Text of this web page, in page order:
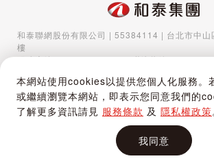
本網站使用cookies以提供您個人化服務。
或繼續瀏覽本網站，即表示您同意我們的
了解更多資訊請見 服務條款 及 隱私權政策
我同意
加入購物車
和泰聯網股份有限公司 | 55384114 | 台北市中山
樓
服務專線：02-5570-1788| 聯絡信箱：
Copyright © 2024 Hotai Connected Co.,Ltd |
Motor Corporation